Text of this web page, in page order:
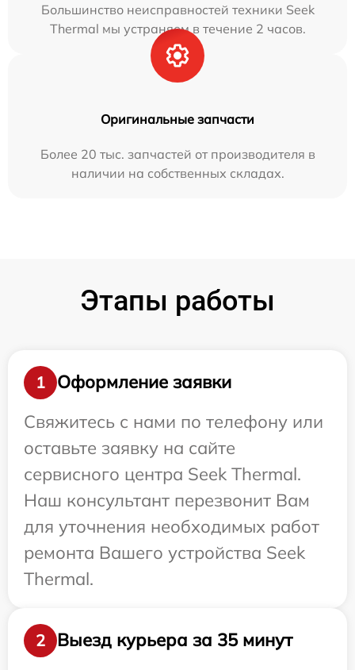
Большинство неисправностей техники Seek
Thermal мы устраняем в течение 2 часов.
Оригинальные запчасти
Более 20 тыс. запчастей от производителя в
наличии на собственных складах.
Этапы работы
1
Оформление заявки
Свяжитесь с нами по телефону или
оставьте заявку на сайте
сервисного центра Seek Thermal.
Наш консультант перезвонит Вам
для уточнения необходимых работ
ремонта Вашего устройства Seek
Thermal.
2
Выезд курьера за 35 минут